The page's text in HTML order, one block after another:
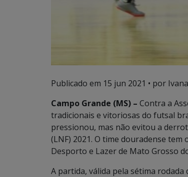
Publicado em 15 jun 2021 • por
Campo Grande (MS) – Contra a
tradicionais e vitoriosas do futsal
pressionou, mas não evitou a
(LNF) 2021. O time douradense
Desporto e Lazer de Mato Grosso
A partida, válida pela sétima